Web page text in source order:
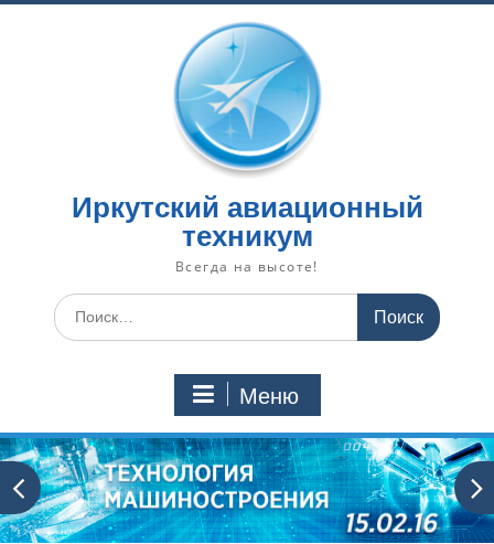
Иркутский авиационный
техникум
Всегда на высоте!
Искать:
Меню